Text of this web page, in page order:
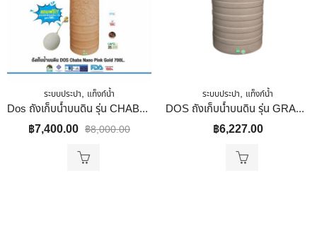
ระบบประปา, แท็งก์น้ำ
Dos ถังเก็บน้ำบนดิน รุ่น CHABA NANO ขนาด 700L สีทองชมพู PINKGOLD
฿7,400.00 ฿8,000.00
ระบบประปา, แท็งก์น้ำ
DOS ถังเก็บน้ำบนดิน รุ่น GRANITO สีเนื้อทราย ขนาด 550 ลิตร
฿6,227.00